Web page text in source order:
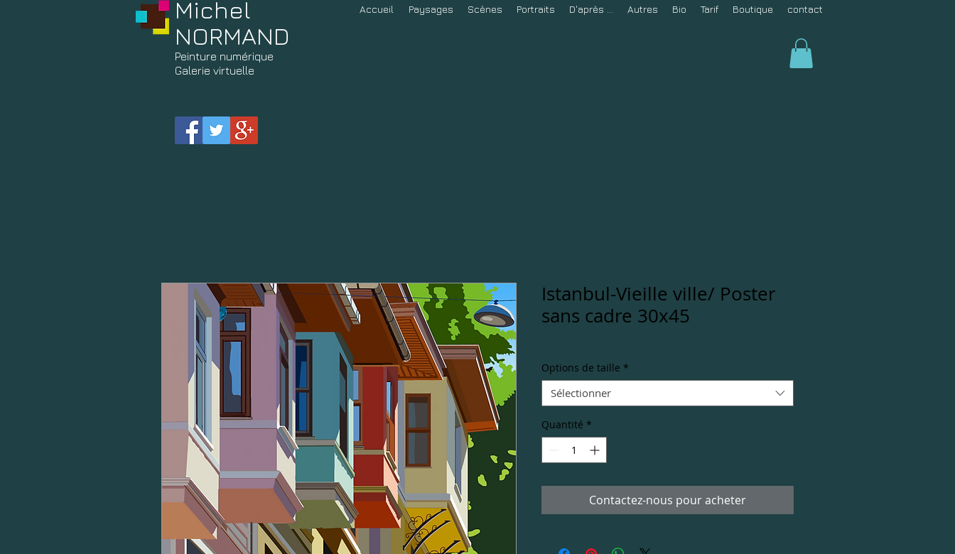
Michel
NORMAND
Peinture numérique
Galerie virtuelle
Accueil Paysages Scènes Portraits D'après ... Autres Bio Tarif Boutique contact
Istanbul-Vieille ville/ Poster
sans cadre 30x45
Options de taille *
Sélectionner
Quantité *
Contactez-nous pour acheter